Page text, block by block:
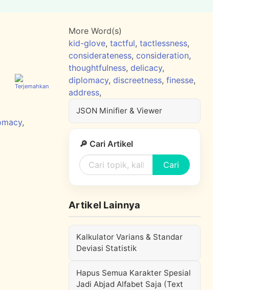
,
More Word(s)
kid-glove, tactful, tactlessness,
considerateness, consideration,
thoughtfulness, delicacy,
diplomacy, discreetness, finesse,
address,
JSON Minifier & Viewer
🔎 Cari Artikel
Cari
Artikel Lainnya
Kalkulator Varians & Standar
Deviasi Statistik
Hapus Semua Karakter Spesial
Jadi Abjad Alfabet Saja (Text